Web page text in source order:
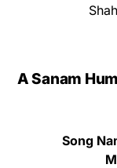
A Sanam
Song